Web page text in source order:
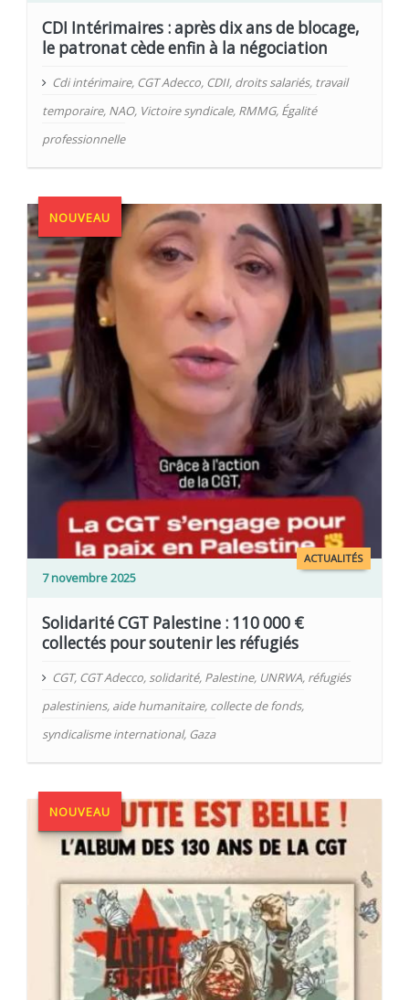
CDI Intérimaires : après dix ans de blocage,
le patronat cède enfin à la négociation
Cdi intérimaire, CGT Adecco, CDII, droits salariés, travail
temporaire, NAO, Victoire syndicale, RMMG, Égalité
professionnelle
NOUVEAU
ACTUALITÉS
7 novembre 2025
Solidarité CGT Palestine : 110 000 €
collectés pour soutenir les réfugiés
CGT, CGT Adecco, solidarité, Palestine, UNRWA, réfugiés
palestiniens, aide humanitaire, collecte de fonds,
syndicalisme international, Gaza
NOUVEAU